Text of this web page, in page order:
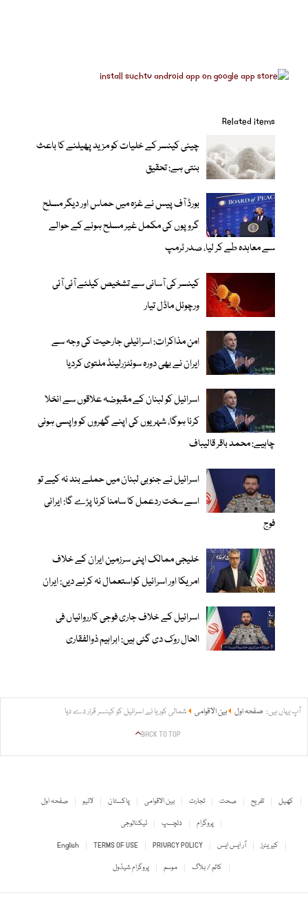
Related items
چینی کینسر کے خلیات کو مزید پھیلنے کا باعث
بنتی ہے: تحقیق
بورڈ آف پیس نے غزہ میں حماس اور دیگر مسلح
گروپوں کی مکمل غیر مسلح ہونے کے حوالے
سے معاہدہ طے کر لیا، صدر ٹرمپ
کینسر کی آسانی سے تشخیص کیلئے آئی آئی
ورچوئل ماڈل تیار
امن مذاکرات: اسرائیلی جارحیت کی وجہ سے
ایران نے بھی دورہ سوئٹزرلینڈ ملتوی کردیا
اسرائیل کو لبنان کے مقبوضہ علاقوں سے انخلا
کرنا ہوگا، شہریوں کی اپنے گھروں کو واپسی ہونی
چاہیے: محمد باقر قالیباف
اسرائیل نے جنوبی لبنان میں حملے بند نہ کیے تو
اسے سخت ردعمل کا سامنا کرنا پڑے گا: ایرانی
فوج
خلیجی ممالک اپنی سرزمین ایران کے خلاف
امریکا اور اسرائیل کواستعمال نہ کرنے دیں: ایران
اسرائیل کے خلاف جاری فوجی کارروائیاں فی
الحال روک دی گئی ہیں: ابراہیم ذوالفقاری
آپ یہاں ہیں: صفحہ اول بین الاقوامی شمالی کوریا نے اسرائیل کو کینسر قرار دے دیا
BACK TO TOP
صفحہ اول لائیو پاکستان بین الاقوامی تجارت صحت تفریح
کھیل
ٹیکنالوجی
دلچسپ
پروگرام
English
TERMS OF USE PRIVACY POLICY آر ایس ایس
کیریئرز
پروگرام شیڈول
موسم کالم / بلاگ